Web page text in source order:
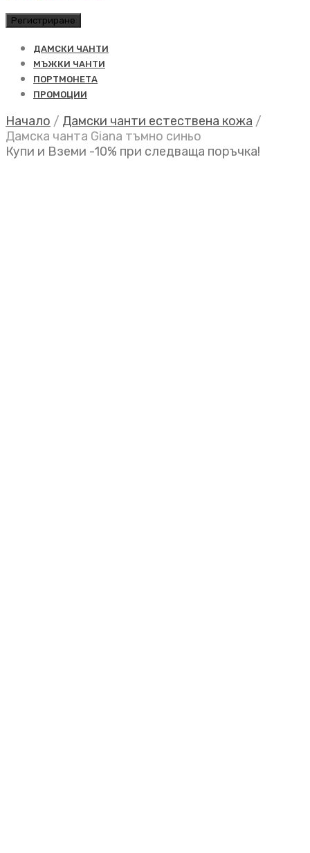
Регистриране
ДАМСКИ ЧАНТИ
МЪЖКИ ЧАНТИ
ПОРТМОНЕТА
ПРОМОЦИИ
Начало / Дамски чанти естествена кожа /
Дамска чанта Giana тъмно синьо
Купи и Вземи -10% при следваща поръчка!